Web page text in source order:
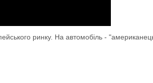
ринку. На автомобіль -